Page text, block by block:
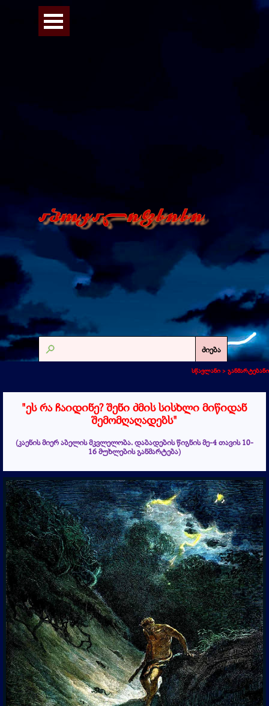
Перейти к контенту
Пропустить меню
ძიება
სწავლანი > განმარტებანი
"ეს რა ჩაიდინე? შენი ძმის სისხლი მიწიდან
შემომღაღადებს"
(კაენის მიერ აბელის მკვლელობა. დაბადების წიგნის მე-4 თავის 10-
16 მუხლების განმარტება)